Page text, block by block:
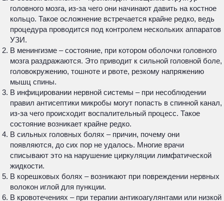
головного мозга, из-за чего они начинают давить на костное
кольцо. Такое осложнение встречается крайне редко, ведь
процедура проводится под контролем нескольких аппаратов
УЗИ.
В менингизме – состояние, при котором оболочки головного
мозга раздражаются. Это приводит к сильной головной боле,
головокружению, тошноте и рвоте, резкому напряжению
мышц спины.
В инфицировании нервной системы – при несоблюдении
правил антисептики микробы могут попасть в спинной канал,
из-за чего происходит воспалительный процесс. Такое
состояние возникает крайне редко.
В сильных головных болях – причин, почему они
появляются, до сих пор не удалось. Многие врачи
списывают это на нарушение циркуляции лимфатической
жидкости.
В корешковых болях – возникают при повреждении нервных
волокон иглой для пункции.
В кровотечениях – при терапии антикоагулянтами или низкой